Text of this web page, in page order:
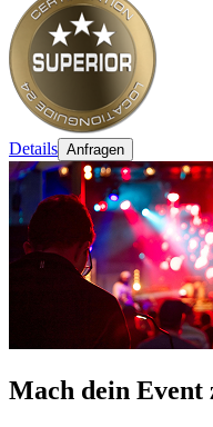
Details Anfragen
Mach dein